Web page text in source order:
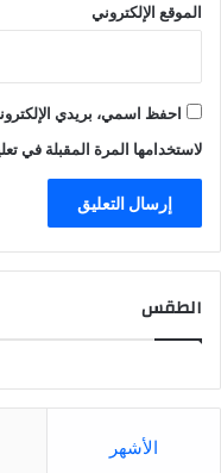
الموقع الإلكتروني
احفظ اسمي، بريدي
لاستخدامها المرة المقبلة في
الطقس
الأشهر